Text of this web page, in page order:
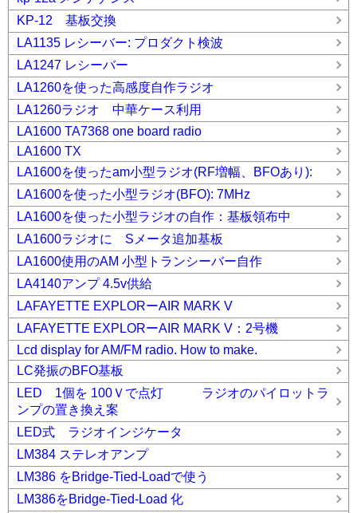
KP-12 基板交換
LA1135 レシーバー: プロダクト検波
LA1247 レシーバー
LA1260を使った高感度自作ラジオ
LA1260ラジオ 中華ケース利用
LA1600 TA7368 one board radio
LA1600 TX
LA1600を使ったam小型ラジオ(RF増幅、BFOあり):
LA1600を使った小型ラジオ(BFO): 7MHz
LA1600を使った小型ラジオの自作：基板領布中
LA1600ラジオに Sメータ追加基板
LA1600使用のAM 小型トランシーバー自作
LA4140アンプ 4.5v供給
LAFAYETTE EXPLORーAIR MARK V
LAFAYETTE EXPLORーAIR MARK V：2号機
Lcd display for AM/FM radio. How to make.
LC発振のBFO基板
LED 1個を 100Ｖで点灯 ラジオのパイロットラ
ンプの置き換え案
LED式 ラジオインジケータ
LM384 ステレオアンプ
LM386 をBridge-Tied-Loadで使う
LM386をBridge-Tied-Load 化